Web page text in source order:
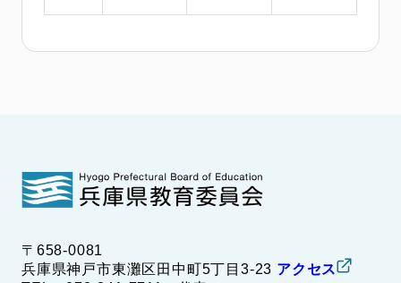
〒658-0081
兵庫県神戸市東灘区田中町5丁目3-23 アクセス